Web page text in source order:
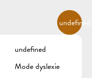
FR
GALERIE REMICH.LU
undefined
undefined
Mode dyslexie